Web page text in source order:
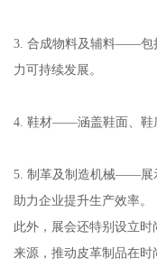
3. 合成物料及辅料——包
力可持续发展。
4. 鞋材——涵盖鞋面、鞋
5. 制革及制造机械——展
助力企业提升生产效率。
此外，展会还特别设立
来源，推动皮革制品在时